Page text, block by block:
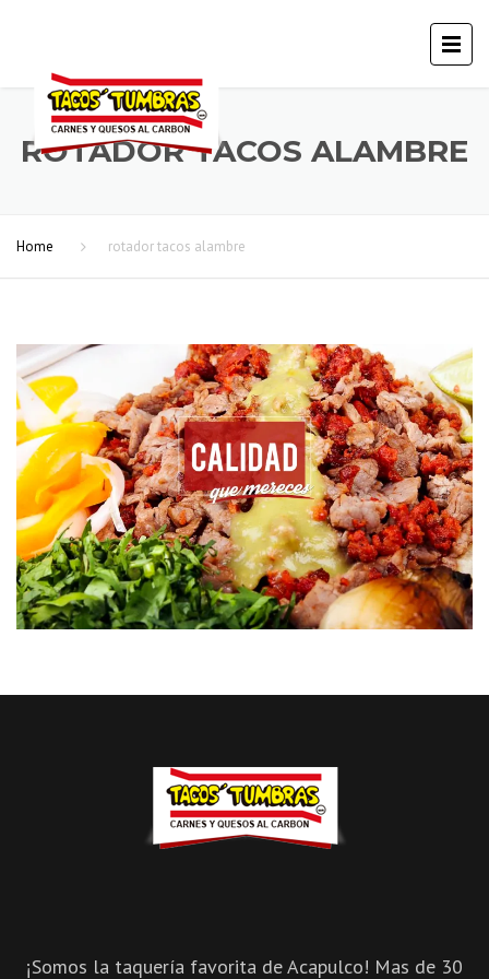
ROTADOR TACOS ALAMBRE
Home rotador tacos alambre
¡Somos la taquería favorita de Acapulco! Mas de 30